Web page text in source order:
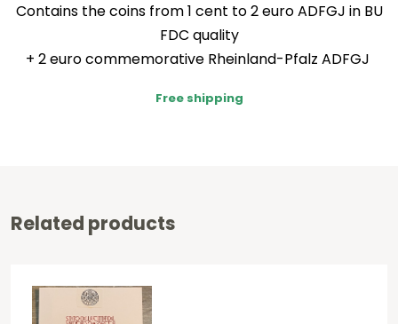
Contains the coins from 1 cent to 2 euro ADFGJ in BU
FDC quality
+ 2 euro commemorative Rheinland-Pfalz ADFGJ
Free shipping
Related products